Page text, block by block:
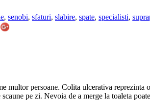
, senobi, sfaturi, slabire, spate, specialisti,
multor persoane. Colita ulcerativa reprezinta
pe zi. Nevoia de a merge la toaleta